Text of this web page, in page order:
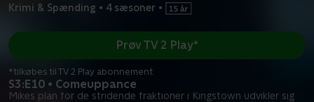
Krimi & Spænding • 4 sæsoner •
S3:E10 • Comeuppance
Mikes plan for de stridende fraktioner i Kingstown udvikler sig
Prøv TV 2 Play*
*tilkøbes til TV 2 Play abonnement